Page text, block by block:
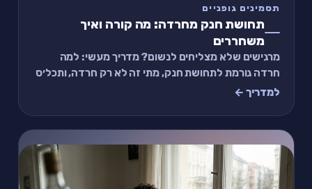
תסמינים גופניים
תחושת חנק מחרדה: מה קורה ואיך
משחררים
מרגישים שלא מצליחים לנשום? מדריך מעשי: למה
חרדה גורמת לתחושת חנק, מתי זה לא רק חרדה, ותכל׳ס
תרגיל של 2 דקות לשחרור.
למדריך ←